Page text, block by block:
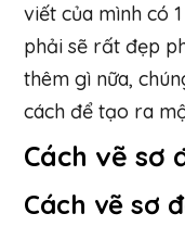
viết của mình có
phải sẽ rất đẹp
thêm gì nữa,
cách để tạo ra
Cách vẽ sơ
Cách vẽ sơ